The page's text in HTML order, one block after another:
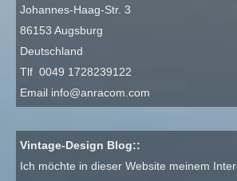
Johannes-Haag-Str. 3
86153 Augsburg
Deutschland
Tlf 0049 1728239122
Email info@anracom.com
Vintage-Design Blog::
Ich möchte in dieser Website meinem